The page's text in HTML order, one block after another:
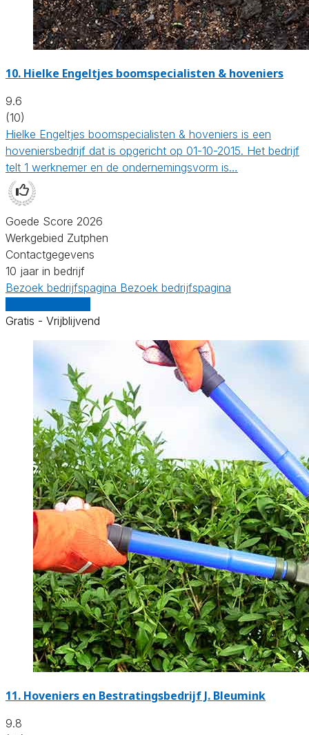
10. Hielke Engeltjes boomspecialisten & hoveniers
9.6
(10)
Hielke Engeltjes boomspecialisten & hoveniers is een
hoveniersbedrijf dat is opgericht op 01-10-2015. Het bedrijf
telt 1 werknemer en de ondernemingsvorm is…
Goede Score 2026
Werkgebied Zutphen
Contactgegevens
10 jaar in bedrijf
Bezoek bedrijfspagina Bezoek bedrijfspagina
Gratis - Vrijblijvend
11. Hoveniers en Bestratingsbedrijf J. Bleumink
9.8